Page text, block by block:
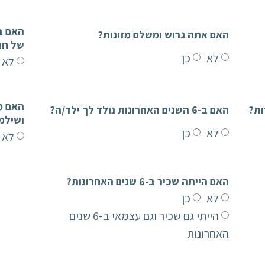
האם אתה גרוש ומשלם מזונות?
לא כן
של
לא
האם ב-6 השנים האחרונות נולד לך ילד/ה?
לא כן לא
האם הייתה שכיר ב-6 שנים האחרונות?
לא
כן
הייתי גם שכיר וגם עצמאי ב-6 שנים
האחרונות